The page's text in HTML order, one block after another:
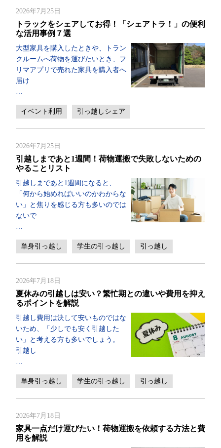
2026年7月25日
トラックをシェアしてお得！「シェアトラ！」の便利
な活用事例７選
大型家具を購入したときや、トラン
クルームへ荷物を運びたいとき、フ
リマアプリで売れた家具を購入者へ
届け
イベント利用 引っ越しシェア
2026年7月25日
引越しまであと1週間！荷物運搬で失敗しないための
やることリスト
引越しまであと1週間になると、
「何から始めればいいのかわからな
い」と焦りを感じる方も多いのでは
ないで
単身引っ越し 学生の引っ越し 引っ越し
2026年7月18日
夏休みの引越しは安い？繁忙期との違いや費用を抑え
るポイントを解説
引越し費用は決して安いものではな
いため、「少しでも安く引越した
い」と考える方も多いでしょう。
引越し
単身引っ越し 学生の引っ越し 引っ越し
2026年7月18日
家具一点だけ運びたい！荷物運搬を依頼する方法と費
用を解説